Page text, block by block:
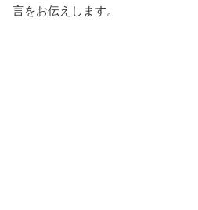
言をお伝えします。